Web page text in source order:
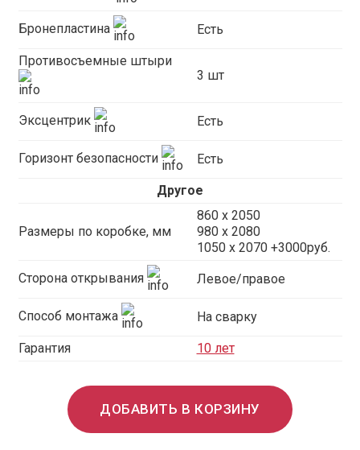
Бронепластина Есть
Противосъемные штыри
3 шт
Эксцентрик Есть
Горизонт безопасности Есть
Другое
Размеры по коробке, мм
860 х 2050
980 х 2080
1050 x 2070 +3000руб.
Сторона открывания Левое/правое
Способ монтажа На сварку
Гарантия 10 лет
ДОБАВИТЬ В КОРЗИНУ